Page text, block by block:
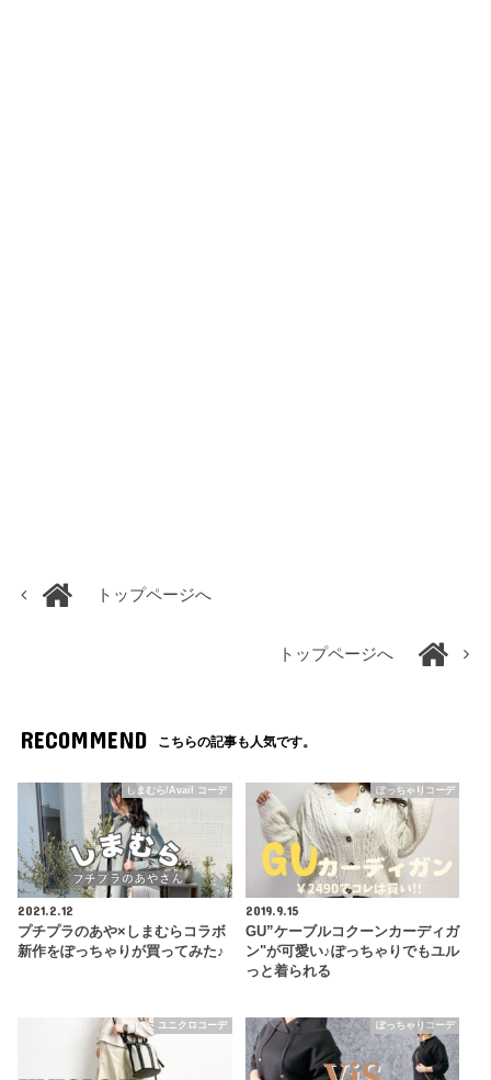
トップページへ
トップページへ
RECOMMEND こちらの記事も人気です。
しまむら/Avail コーデ
2021.2.12
プチプラのあや×しまむらコラボ
新作をぽっちゃりが買ってみた♪
ぽっちゃりコーデ
2019.9.15
GU”ケーブルコクーンカーディガ
ン"が可愛い♪ぽっちゃりでもユル
っと着られる
ユニクロコーデ ぽっちゃりコーデ